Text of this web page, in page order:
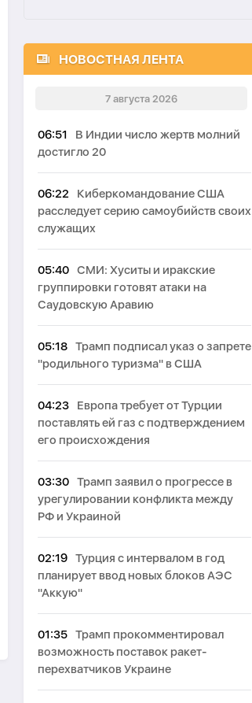
НОВОСТНАЯ ЛЕНТА
7 августа 2026
06:51
В Индии число жертв молний
достигло 20
06:22
Киберкомандование США
расследует серию самоубийств своих
служащих
05:40 СМИ: Хуситы и иракские
группировки готовят атаки на
Саудовскую Аравию
05:18 Трамп подписал указ о запрете
"родильного туризма" в США
04:23
Европа требует от Турции
поставлять ей газ с подтверждением
его происхождения
03:30 Трамп заявил о прогрессе в
урегулировании конфликта между
РФ и Украиной
02:19 Турция с интервалом в год
планирует ввод новых блоков АЭС
"Аккую"
01:35 Трамп прокомментировал
возможность поставок ракет-
перехватчиков Украине